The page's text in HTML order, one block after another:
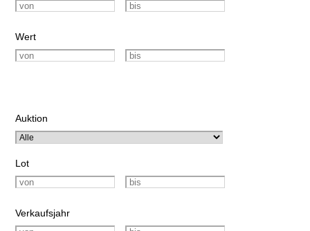
Wert
Auktion
Lot
Verkaufsjahr